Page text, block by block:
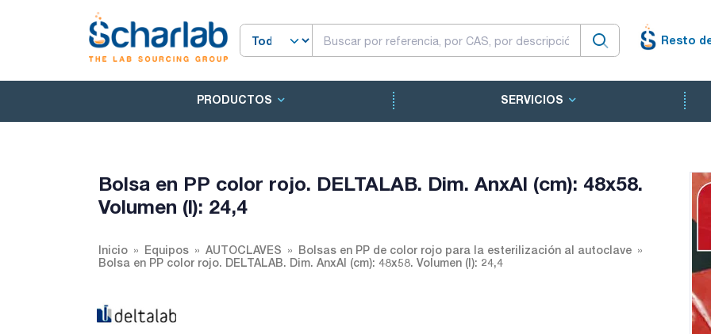
Resto
PRODUCTOS SERVICIOS
Bolsa en PP color rojo. DELTALAB. Dim. AnxAl (cm): 48x58.
Volumen (l): 24,4
Inicio Equipos AUTOCLAVES
Bolsas en PP de color rojo para la esterilización al autoclave
Bolsa en PP color rojo. DELTALAB. Dim. AnxAl (cm): 48x58. Volumen (l): 24,4